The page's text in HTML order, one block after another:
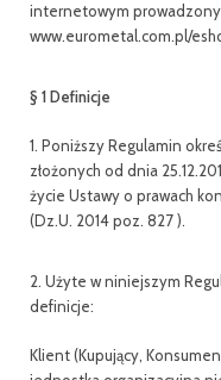
internetowym
www.eurometal.com.pl/
§ 1 Definicje
1. Poniższy Regulamin
złożonych od dnia
życie Ustawy o prawach
(Dz.U. 2014 poz. 827 ).
2. Użyte w niniejszym
definicje:
Klient (Kupujący,